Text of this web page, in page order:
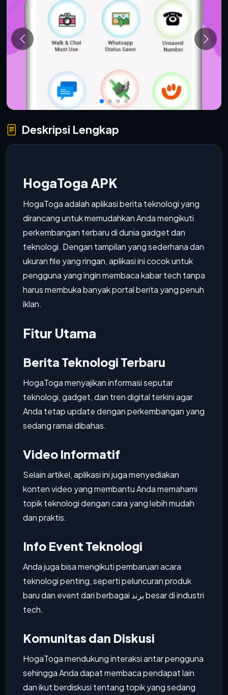
Deskripsi Lengkap
HogaToga APK
HogaToga adalah aplikasi berita teknologi yang
dirancang untuk memudahkan Anda mengikuti
perkembangan terbaru di dunia gadget dan
teknologi. Dengan tampilan yang sederhana dan
ukuran file yang ringan, aplikasi ini cocok untuk
pengguna yang ingin membaca kabar tech tanpa
harus membuka banyak portal berita yang penuh
iklan.
Fitur Utama
Berita Teknologi Terbaru
HogaToga menyajikan informasi seputar
teknologi, gadget, dan tren digital terkini agar
Anda tetap update dengan perkembangan yang
sedang ramai dibahas.
Video Informatif
Selain artikel, aplikasi ini juga menyediakan
konten video yang membantu Anda memahami
topik teknologi dengan cara yang lebih mudah
dan praktis.
Info Event Teknologi
Anda juga bisa mengikuti pembaruan acara
teknologi penting, seperti peluncuran produk
baru dan event dari berbagai برند besar di industri
tech.
Komunitas dan Diskusi
HogaToga mendukung interaksi antar pengguna
sehingga Anda dapat membaca pendapat lain
dan ikut berdiskusi tentang topik yang sedang